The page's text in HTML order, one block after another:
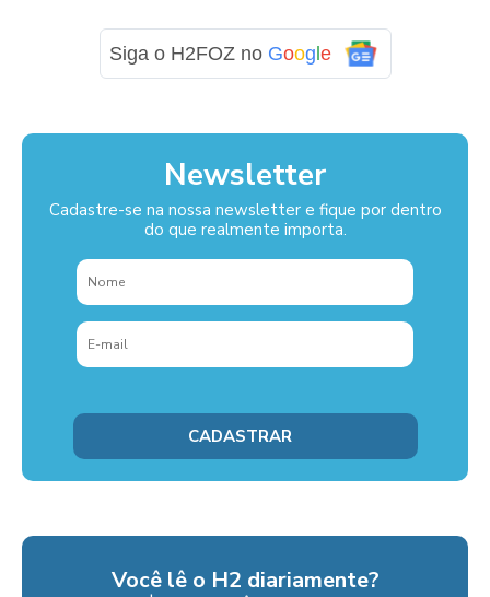
Siga o H2FOZ no Google
Newsletter
Cadastre-se na nossa newsletter e fique por dentro
do que realmente importa.
Você lê o H2 diariamente?